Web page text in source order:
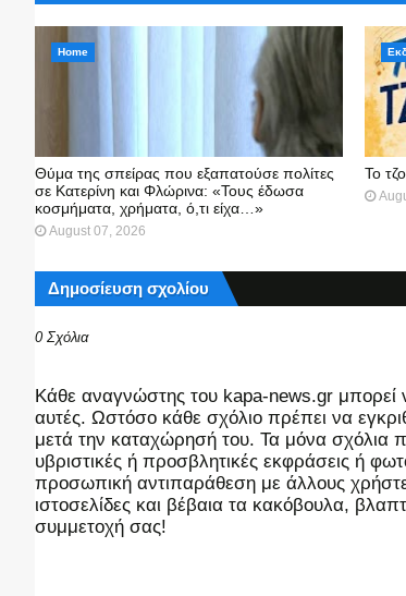
Home
Θύμα της σπείρας που εξαπατούσε πολίτες
σε Κατερίνη και Φλώρινα: «Τους έδωσα
κοσμήματα, χρήματα, ό,τι είχα…»
August 07, 2026
Το
Δημοσίευση σχολίου
0 Σχόλια
Kάθε αναγνώστης του kapa-news.gr μπορεί
αυτές. Ωστόσο κάθε σχόλιο πρέπει να
μετά την καταχώρησή του. Τα μόνα σχόλια
υβριστικές ή προσβλητικές εκφράσεις ή
προσωπική αντιπαράθεση με άλλους
ιστοσελίδες και βέβαια τα κακόβουλα,
συμμετοχή σας!